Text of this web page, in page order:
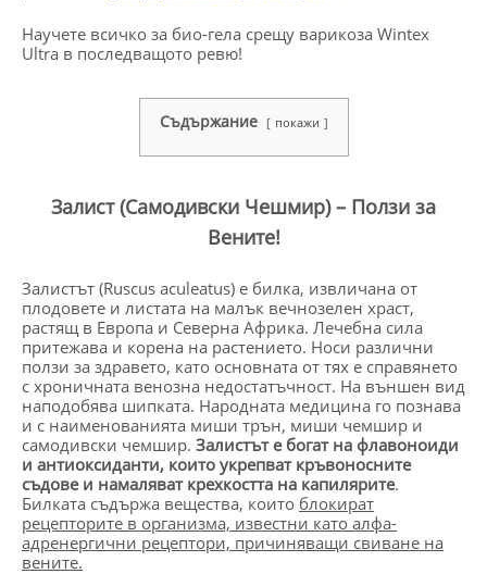
Научете всичко за био-гела срещу варикоза Wintex
Ultra в последващото ревю!
Съдържание покажи
Залист (Самодивски Чешмир) – Ползи за
Вените!
Залистът (Ruscus aculeatus) е билка, извличана от
плодовете и листата на малък вечнозелен храст,
растящ в Европа и Северна Африка. Лечебна сила
притежава и корена на растението. Носи различни
ползи за здравето, като основната от тях е справянето
с хроничната венозна недостатъчност. На външен вид
наподобява шипката. Народната медицина го познава
и с наименованията миши трън, миши чемшир и
самодивски чемшир. Залистът е богат на флавоноиди
и антиоксиданти, които укрепват кръвоносните
съдове и намаляват крехкостта на капилярите.
Билката съдържа вещества, които блокират
рецепторите в организма, известни като алфа-
адренергични рецептори, причиняващи свиване на
вените.